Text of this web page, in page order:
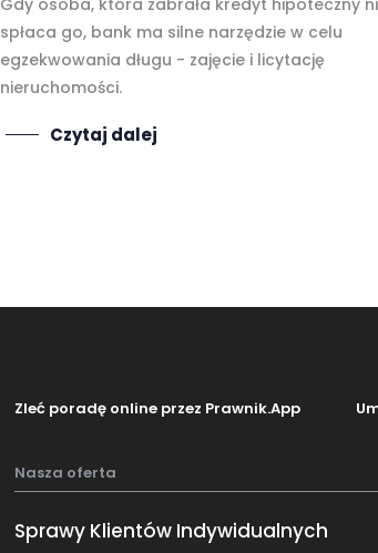
Gdy osoba, która zabrała kredyt hipoteczny
spłaca go, bank ma silne narzędzie w celu
egzekwowania długu - zajęcie i licytację
nieruchomości.
Czytaj dalej
Zleć poradę online przez Prawnik.App
Nasza oferta
Sprawy Klientów Indywidualnych